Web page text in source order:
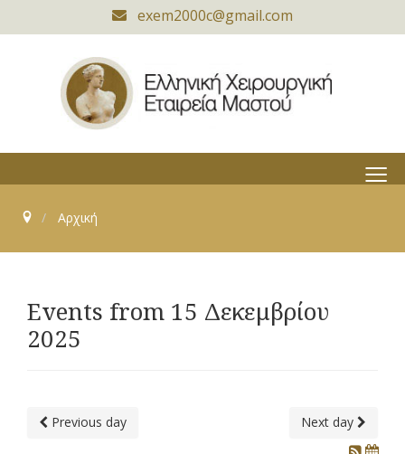
exem2000c@gmail.com
≡
Αρχική
Events from 15 Δεκεμβρίου
2025
Previous day Next day